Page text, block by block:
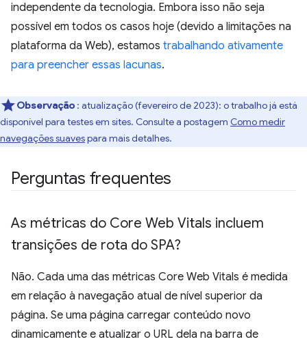
independente da tecnologia. Embora isso não seja
possível em todos os casos hoje (devido a limitações na
plataforma da Web), estamos trabalhando ativamente
para preencher essas lacunas.
Observação : atualização (fevereiro de 2023): o trabalho já está
disponível para testes em sites. Consulte a postagem Como medir
navegações suavespara mais detalhes.
Perguntas frequentes
As métricas do Core Web Vitals incluem
transições de rota do SPA?
Não. Cada uma das métricas Core Web Vitals é medida
em relação à navegação atual de nível superior da
página. Se uma página carregar conteúdo novo
dinamicamente e atualizar o URL dela na barra de